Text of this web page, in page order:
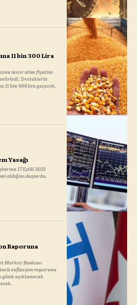
11 bin 300 Lira
mısır alım fiyatını
Desteklerle
11 bin 968 lira geçecek.
Yasağı
17 Eylül 2025
aldığını duyurdu.
Raporuna
Merkez Bankası
enflasyon raporunu
günü açıklanacak